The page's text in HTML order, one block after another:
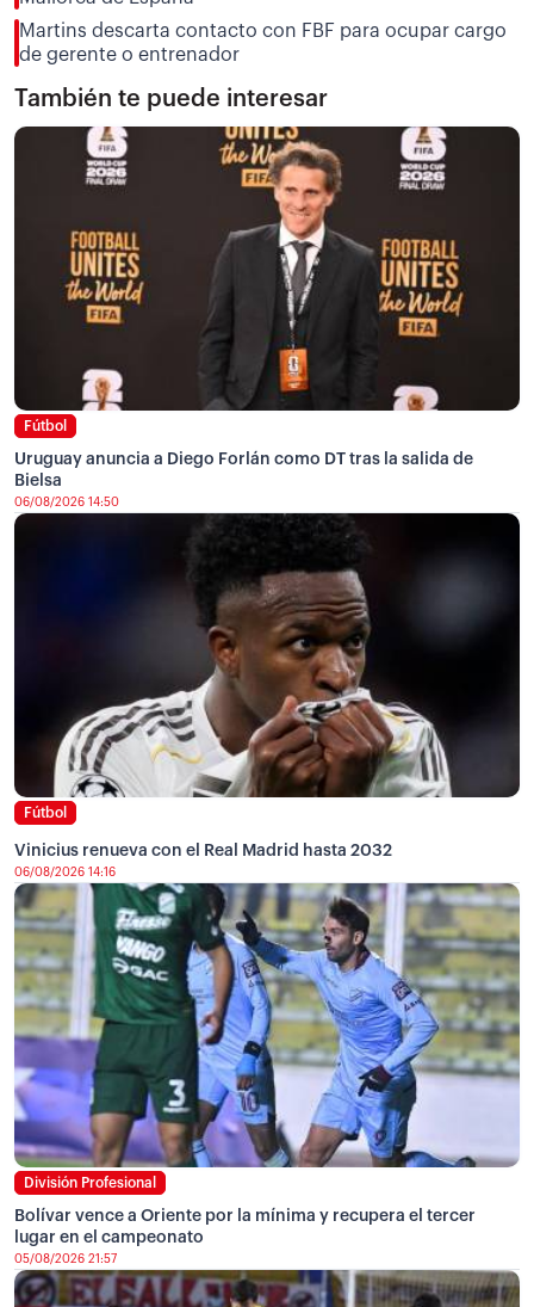
Martins descarta contacto con FBF para ocupar cargo
de gerente o entrenador
También te puede interesar
Fútbol
Uruguay anuncia a Diego Forlán como DT tras la salida de
Bielsa
06/08/2026 14:50
Fútbol
Vinicius renueva con el Real Madrid hasta 2032
06/08/2026 14:16
División Profesional
Bolívar vence a Oriente por la mínima y recupera el tercer
lugar en el campeonato
05/08/2026 21:57